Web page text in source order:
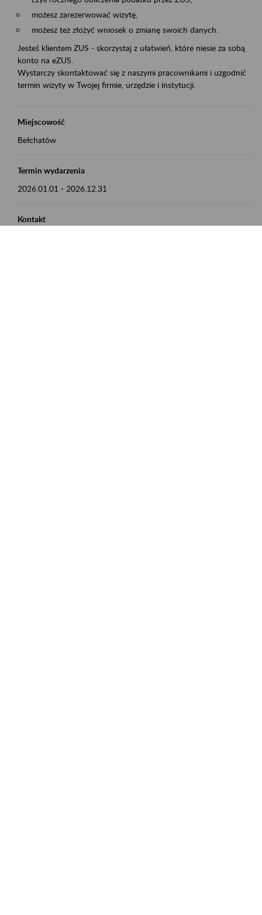
możesz zarezerwować wizytę,
możesz też złożyć wniosek o zmianę swoich danych.
Jesteś klientem ZUS - skorzystaj z ułatwień, które niesie za sobą
konto na eZUS.
Wystarczy skontaktować się z naszymi pracownikami i uzgodnić
termin wizyty w Twojej firmie, urzędzie i instytucji.
Miejscowość
Bełchatów
Termin wydarzenia
2026.01.01 - 2026.12.31
Kontakt